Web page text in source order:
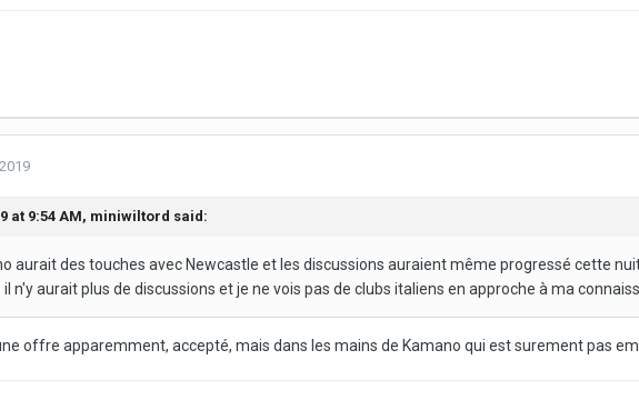
at 9:54 AM, miniwiltord said:
aurait des touches avec Newcastle et les discussions auraient même progressé cette
n'y aurait plus de discussions et je ne vois pas de clubs italiens en approche à ma
offre apparemment, accepté, mais dans les mains de Kamano qui est surement pas